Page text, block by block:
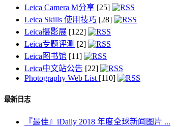
Leica Camera M分享 [25]
Leica Skills 使用技巧 [28]
Leica摄影展 [122]
Leica专题评测 [2]
Leica图书馆 [11]
Leica中文站公告 [22]
Photography Web List [110]
最新日志
『最佳』iDaily 2018 年度全球新闻图片 ...